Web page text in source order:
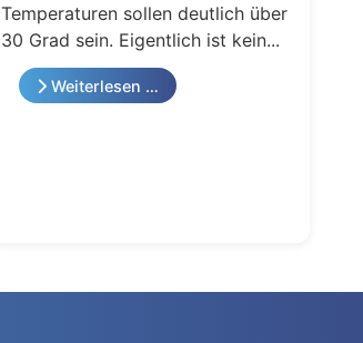
Temperaturen sollen deutlich über
30 Grad sein. Eigentlich ist kein...
Weiterlesen …